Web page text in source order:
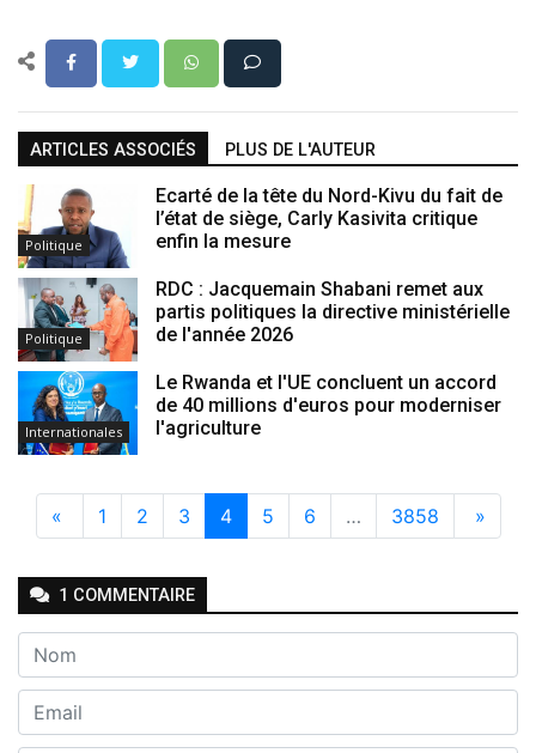
ARTICLES ASSOCIÉS PLUS DE L'AUTEUR
Politique
Ecarté de la tête du Nord-Kivu du fait de
l’état de siège, Carly Kasivita critique
enfin la mesure
Politique
RDC : Jacquemain Shabani remet aux
partis politiques la directive ministérielle
de l'année 2026
Internationales
Le Rwanda et l'UE concluent un accord
de 40 millions d'euros pour moderniser
l'agriculture
« 1 2 3 4 5 6 … 3858 »
1 COMMENTAIRE